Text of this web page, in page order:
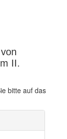
II.
bitte auf das